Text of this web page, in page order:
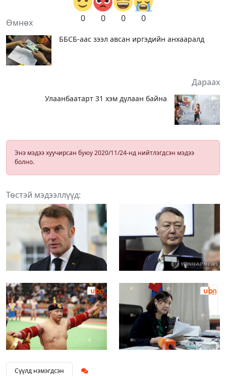
0 0 0 0
Өмнөх
ББСБ-аас зээл авсан иргэдийн анхааралд
Дараах
Улаанбаатарт 31 хэм дулаан байна
Энэ мэдээ хуучирсан буюу 2020/11/24-нд нийтлэгдсэн мэдээ
болно.
Төстэй мэдээллүүд:
Сүүлд нэмэгдсэн